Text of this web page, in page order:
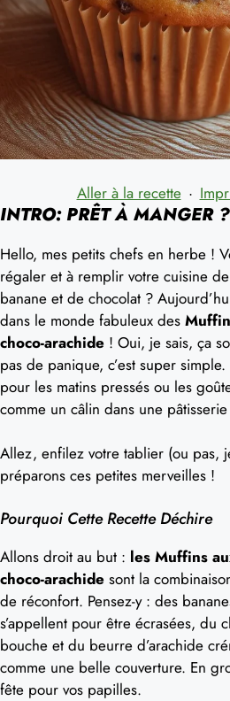
Aller à la recette ·
INTRO: PRÊT À MANGER ?
Hello, mes petits chefs en herbe !
régaler et à remplir votre cuisine
banane et de chocolat ?
dans le monde fabuleux des
choco-arachide ! Oui, je sais, ça
pas de panique, c’est super
pour les matins pressés ou les
comme un câlin dans une
Allez, enfilez votre tablier (ou pas,
préparons ces petites merveilles !
Pourquoi Cette Recette Déchire
Allons droit au but : les Muffins
choco-arachide sont la
de réconfort. Pensez-y : des
s’appellent pour être écrasées, du
bouche et du beurre d’arachide
comme une belle couverture. En
fête pour vos papilles.